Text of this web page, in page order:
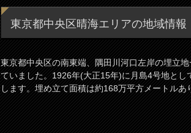
東京都中央区晴海エリアの地域情報
東京都中央区の南東端、隅田川河口左岸の埋立
ていました。1926年(大正15年)に月島4号地と
します。埋め立て面積は約168万平方メートル